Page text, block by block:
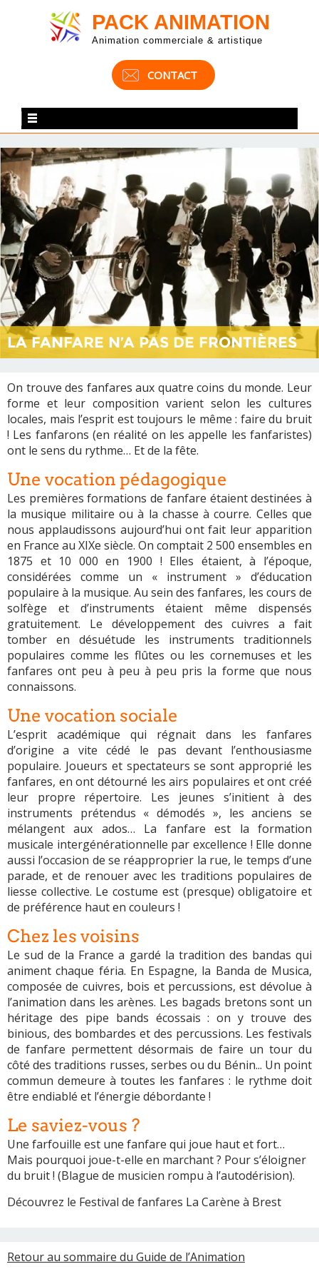
PACK ANIMATION
Animation commerciale & artistique
CONTACT
LA FANFARE N’A PAS DE FRONTIÈRES
On trouve des fanfares aux quatre coins du monde. Leur
forme et leur composition varient selon les cultures
locales, mais l’esprit est toujours le même : faire du bruit
! Les fanfarons (en réalité on les appelle les fanfaristes)
ont le sens du rythme… Et de la fête.
Une vocation pédagogique
Les premières formations de fanfare étaient destinées à
la musique militaire ou à la chasse à courre. Celles que
nous applaudissons aujourd’hui ont fait leur apparition
en France au XIXe siècle. On comptait 2 500 ensembles en
1875 et 10 000 en 1900 ! Elles étaient, à l’époque,
considérées comme un « instrument » d’éducation
populaire à la musique. Au sein des fanfares, les cours de
solfège et d’instruments étaient même dispensés
gratuitement. Le développement des cuivres a fait
tomber en désuétude les instruments traditionnels
populaires comme les flûtes ou les cornemuses et les
fanfares ont peu à peu à peu pris la forme que nous
connaissons.
Une vocation sociale
L’esprit académique qui régnait dans les fanfares
d’origine a vite cédé le pas devant l’enthousiasme
populaire. Joueurs et spectateurs se sont approprié les
fanfares, en ont détourné les airs populaires et ont créé
leur propre répertoire. Les jeunes s’initient à des
instruments prétendus « démodés », les anciens se
mélangent aux ados… La fanfare est la formation
musicale intergénérationnelle par excellence ! Elle donne
aussi l’occasion de se réapproprier la rue, le temps d’une
parade, et de renouer avec les traditions populaires de
liesse collective. Le costume est (presque) obligatoire et
de préférence haut en couleurs !
Chez les voisins
Le sud de la France a gardé la tradition des bandas qui
animent chaque féria. En Espagne, la Banda de Musica,
composée de cuivres, bois et percussions, est dévolue à
l’animation dans les arènes. Les bagads bretons sont un
héritage des pipe bands écossais : on y trouve des
binious, des bombardes et des percussions. Les festivals
de fanfare permettent désormais de faire un tour du
côté des traditions russes, serbes ou du Bénin... Un point
commun demeure à toutes les fanfares : le rythme doit
être endiablé et l’énergie débordante !
Le saviez-vous ?
Une farfouille est une fanfare qui joue haut et fort…
Mais pourquoi joue-t-elle en marchant ? Pour s’éloigner
du bruit ! (Blague de musicien rompu à l’autodérision).
Découvrez le Festival de fanfares La Carène à Brest
Retour au sommaire du Guide de l’Animation